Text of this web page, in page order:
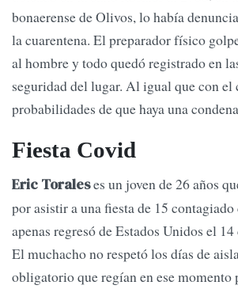
bonaerense de Olivos, lo había
la cuarentena. El preparador físico
al hombre y todo quedó registrado en
seguridad del lugar. Al igual que con el
probabilidades de que haya una
Fiesta Covid
Eric Toraleses un joven de 26 años
por asistir a una fiesta de 15
apenas regresó de Estados Unidos el
El muchacho no respetó los días de
obligatorio que regían en ese momento